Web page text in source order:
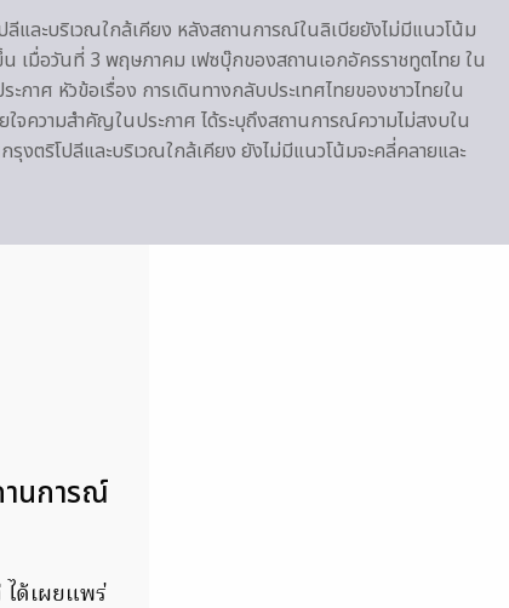
และบริเวณใกล้เคียง หลังสถานการณ์ในลิเบียยังไม่มีแนวโน้ม
น เมื่อวันที่ 3 พฤษภาคม เฟซบุ๊กของสถานเอกอัครราชทูตไทย ใน
ะกาศ หัวข้อเรื่อง การเดินทางกลับประเทศไทยของชาวไทยใน
ใจความสำคัญในประกาศ ได้ระบุถึงสถานการณ์ความไม่สงบใน
รุงตริโปลีและบริเวณใกล้เคียง ยังไม่มีแนวโน้มจะคลี่คลายและ
านการณ์
ได้เผยแพร่